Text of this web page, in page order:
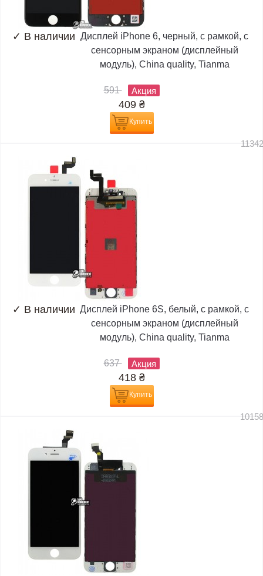
✓ В наличии Дисплей iPhone 6, черный, с рамкой, с
сенсорным экраном (дисплейный
модуль), China quality, Tianma
591 Акция
409 ₴
Купить
✓ В наличии Дисплей iPhone 6S, белый, с рамкой, с
сенсорным экраном (дисплейный
модуль), China quality, Tianma
637 Акция
418 ₴
Купить